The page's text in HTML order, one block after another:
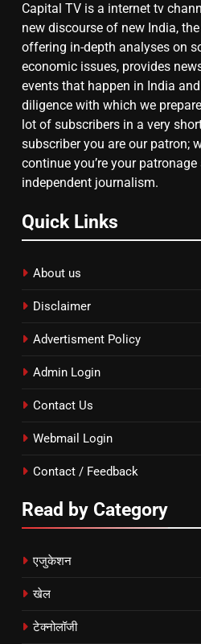
7
गाजा
8
चुनाव से पहले
दिल्ली
तय किए
Capital TV is a internet tv
new discourse of new India,
offering in-depth analyses on
economic issues, provides
events that happen in India
diligence with which we
lot of subscribers in a very
subscriber you are our patron;
continue you’re your
independent journalism.
Quick Links
About us
Disclaimer
Advertisment Policy
Admin Login
Contact Us
Webmail Login
Contact / Feedback
Read by Category
एजुकेशन
खेल
टेक्नोलॉजी